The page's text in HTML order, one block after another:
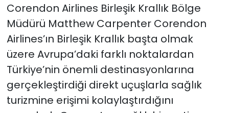
Corendon Airlines Birleşik Krallık Bölge
Müdürü Matthew Carpenter Corendon
Airlines’ın Birleşik Krallık başta olmak
üzere Avrupa’daki farklı noktalardan
Türkiye’nin önemli destinasyonlarına
gerçekleştirdiği direkt uçuşlarla sağlık
turizmine erişimi kolaylaştırdığını